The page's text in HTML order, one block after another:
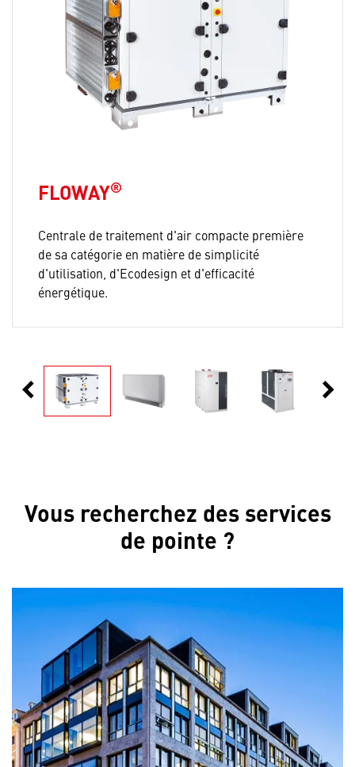
FLOWAY®
Centrale de traitement d'air compacte première
de sa catégorie en matière de simplicité
d'utilisation, d'Ecodesign et d'efficacité
énergétique.
chevron_leftPrécédent chevron_right
Vous recherchez des services
de pointe ?